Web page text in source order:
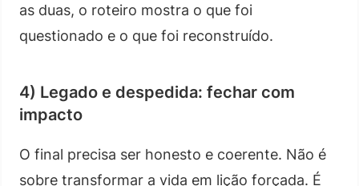
as duas, o roteiro mostra o que foi
questionado e o que foi reconstruído.
4) Legado e despedida: fechar com
impacto
O final precisa ser honesto e coerente. Não é
sobre transformar a vida em lição forçada. É